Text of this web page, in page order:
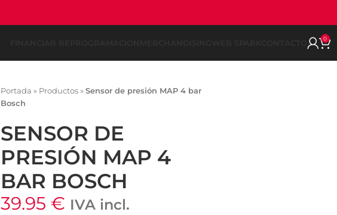
0
Portada » Productos »Sensor de presión MAP 4 bar
Bosch
SENSOR DE
PRESIÓN MAP 4
BAR BOSCH
39.95€ IVA incl.